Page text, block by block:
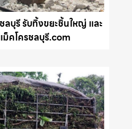
ลบุรี รับทิ้งขยะชิ้นใหญ่ และ
ม็คโครชลบุรี.com